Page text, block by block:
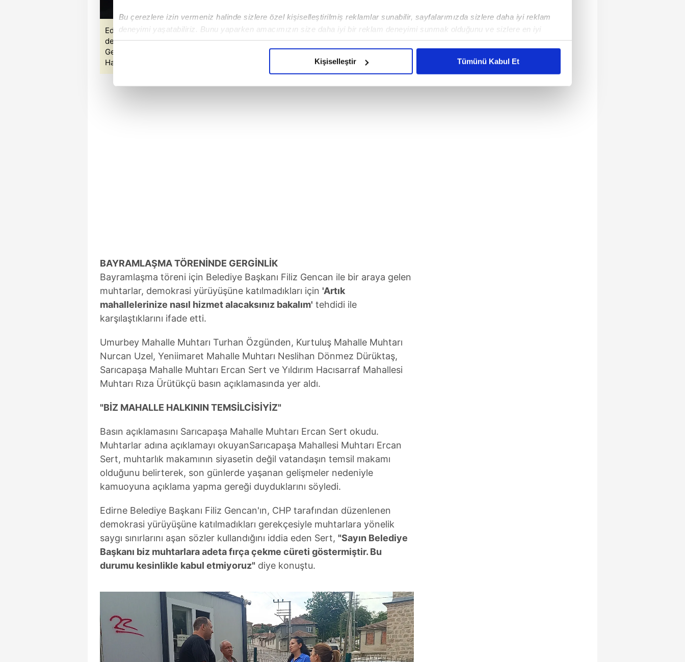
Bu çerezlere izin vermeniz halinde sizlere özel kişiselleştirilmiş reklamlar sunabilir, sayfalarımızda sizlere daha iyi reklam
deneyimi yaşatabiliriz. Bunu yaparken amacımızın size daha iyi bir reklam deneyimi sunmak olduğunu ve sizlere en iyi
içerikleri sunabilmek adına elimizden gelen çabayı gösterdiğimizi ve bu noktada, reklamların maliyetlerimizi karşılamak
Kişiselleştir Tümünü Kabul Et
Edirne'de CHP İl Başkanlığı tarafından 25 Mayıs 2026 tarihinde düzenlenen
demokrasi yürüyüşüne katılmayan mahalle muhtarları, Edirne Belediye Başkanı Filiz
Gencan tarafından ʺHizmet tehdidiʺ aldıklarını iddia ederek basın açıklaması yaptı.(
Haberde yer alan fotoğraflar İHA'dan alınmıştır.)
BAYRAMLAŞMA TÖRENİNDE GERGİNLİK
Bayramlaşma töreni için Belediye Başkanı Filiz Gencan ile bir araya gelen
muhtarlar, demokrasi yürüyüşüne katılmadıkları için 'Artık
mahallelerinize nasıl hizmet alacaksınız bakalım' tehdidi ile
karşılaştıklarını ifade etti.
Umurbey Mahalle Muhtarı Turhan Özgünden, Kurtuluş Mahalle Muhtarı
Nurcan Uzel, Yeniimaret Mahalle Muhtarı Neslihan Dönmez Dürüktaş,
Sarıcapaşa Mahalle Muhtarı Ercan Sert ve Yıldırım Hacısarraf Mahallesi
Muhtarı Rıza Ürütükçü basın açıklamasında yer aldı.
"BİZ MAHALLE HALKININ TEMSİLCİSİYİZ"
Basın açıklamasını Sarıcapaşa Mahalle Muhtarı Ercan Sert okudu.
Muhtarlar adına açıklamayı okuyanSarıcapaşa Mahallesi Muhtarı Ercan
Sert, muhtarlık makamının siyasetin değil vatandaşın temsil makamı
olduğunu belirterek, son günlerde yaşanan gelişmeler nedeniyle
kamuoyuna açıklama yapma gereği duyduklarını söyledi.
Edirne Belediye Başkanı Filiz Gencan'ın, CHP tarafından düzenlenen
demokrasi yürüyüşüne katılmadıkları gerekçesiyle muhtarlara yönelik
saygı sınırlarını aşan sözler kullandığını iddia eden Sert, "Sayın Belediye
Başkanı biz muhtarlara adeta fırça çekme cüreti göstermiştir. Bu
durumu kesinlikle kabul etmiyoruz" diye konuştu.